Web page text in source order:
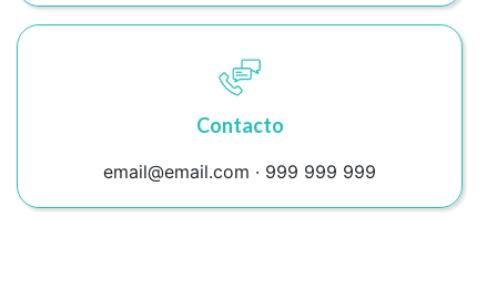
Contacto
email@email.com · 999 999 999